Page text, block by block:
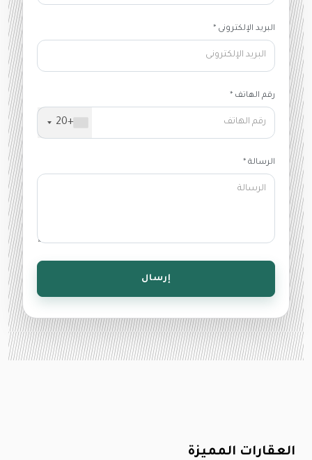
البريد الإلكترونى *
رقم الهاتف *
+20
الرسالة *
إرسال
العقارات المميزة